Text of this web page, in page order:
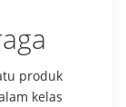
produk
kelas